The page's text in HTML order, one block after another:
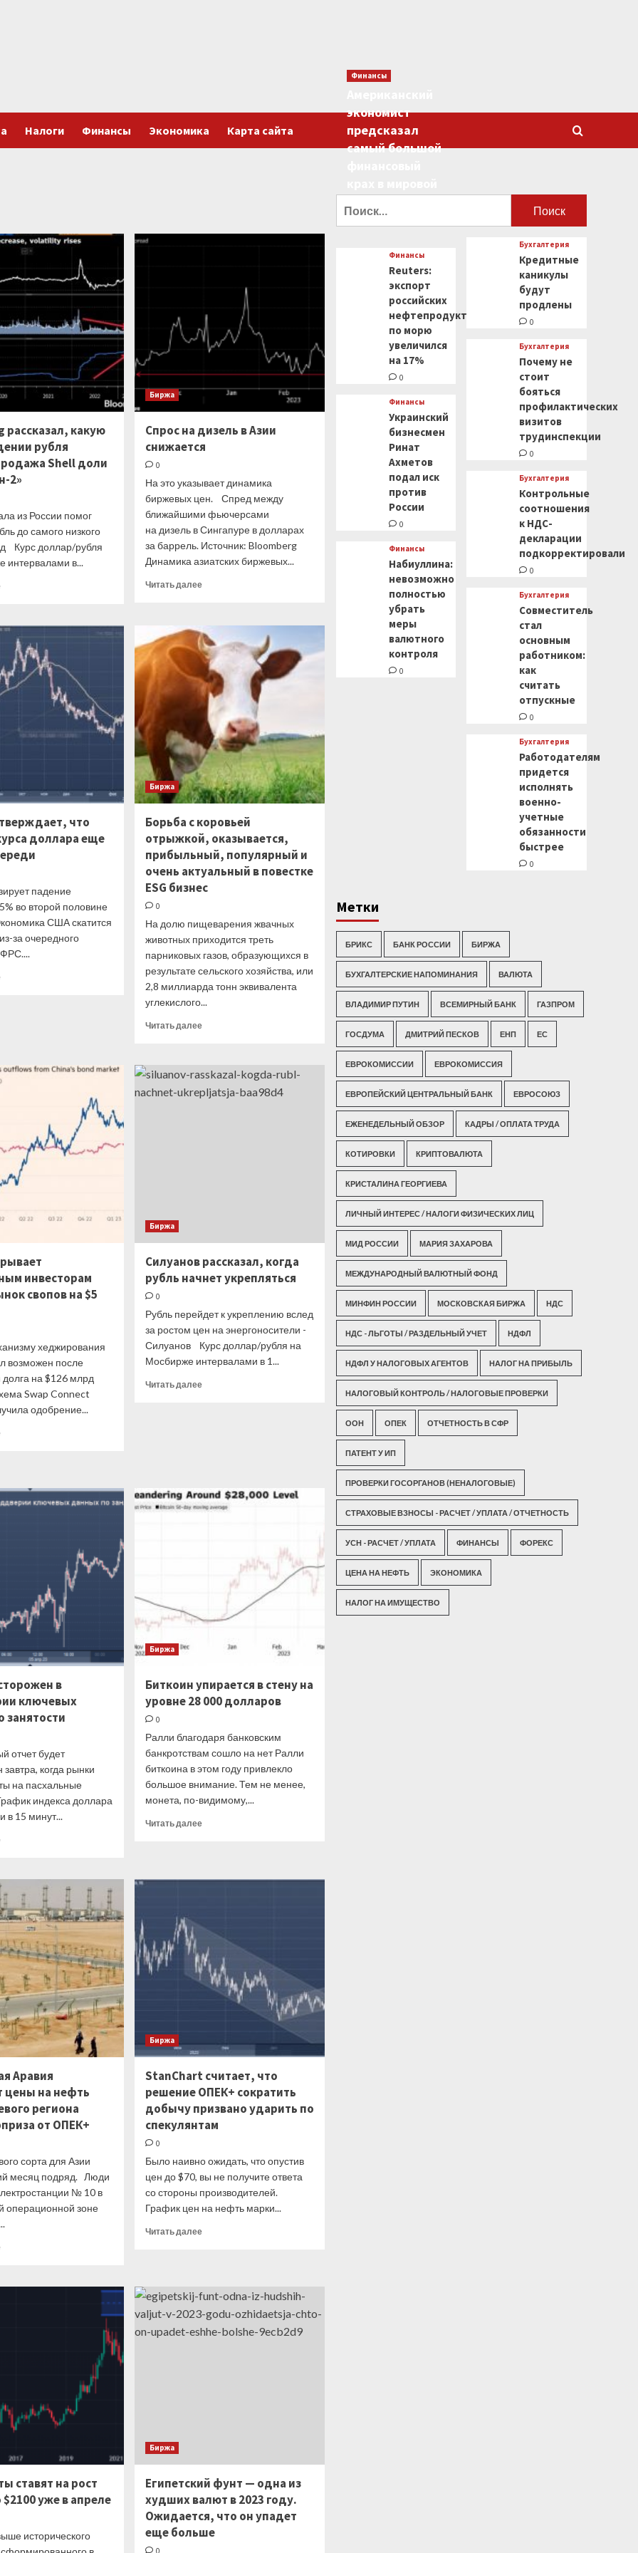
Налоги Финансы Экономика Карта сайта
рассказал, какую
рубля
Shell доли
2»
из России помог
до самого низкого
Курс доллар/рубля
интервалами в...
Прочитать
Bloomberg
рассказал,
какую
роль
в
падении
продажа
Биржа
Спрос на дизель в Азии
снижается
0
На это указывает динамика
биржевых цен. Спред между
ближайшими фьючерсами
на дизель в Сингапуре в долларах
за баррель. Источник: Bloomberg
Динамика азиатских биржевых...
Читать далееПрочитать
Спрос
на
дизель
в
Азии
снижается
что
доллара еще
падение
во второй половине
США скатится
за очередного
Прочитать
курса
доллара
Биржа
Борьба с коровьей
отрыжкой, оказывается,
прибыльный, популярный и
очень актуальный в повестке
ESG бизнес
0
На долю пищеварения жвачных
животных приходится треть
парниковых газов, образующихся в
результате сельского хозяйства, или
2,8 миллиарда тонн эквивалента
углекислого...
Читать далееПрочитать
с
коровьей
инвесторам
свопов на $5
хеджирования
возможен после
на $126 млрд
Swap Connect
одобрение...
Прочитать
иностранным
Биржа
Силуанов рассказал, когда
рубль начнет укрепляться
0
Рубль перейдет к укреплению вслед
за ростом цен на энергоносители -
Силуанов Курс доллар/рубля на
Мосбирже интервалами в 1...
Читать далееПрочитать
укрепляться
в
ключевых
занятости
отчет будет
завтра, когда рынки
на пасхальные
индекса доллара
в 15 минут...
Прочитать
Доллар
осторожен
в
преддверии
ключевых
данных
по
занятости
Биржа
Биткоин упирается в стену на
уровне 28 000 долларов
0
Ралли благодаря банковским
банкротствам сошло на нет Ралли
биткоина в этом году привлекло
большое внимание. Тем не менее,
монета, по-видимому,...
Читать далееПрочитать
уровне
000
долларов
Аравия
цены на нефть
региона
от ОПЕК+
сорта для Азии
месяц подряд. Люди
№ 10 в
операционной зоне
Прочитать
Саудовская
после
сюрприза
Биржа
StanChart считает, что
решение ОПЕК+ сократить
добычу призвано ударить по
спекулянтам
0
Было наивно ожидать, что опустив
цен до $70, вы не получите ответа
со стороны производителей.
График цен на нефть марки...
Читать далееПрочитать
что
решение
сократить
ставят на рост
уже в апреле
исторического
Биржа
Египетский фунт — одна из
худших валют в 2023 году.
Ожидается, что он упадет
еще больше
0
Финансы
экономист
предсказал
самый большой
Финансы
Reuters:
экспорт
российских
нефтепродуктов
по морю
увеличился
на 17%
0
Финансы
Украинский
бизнесмен
Ринат
Ахметов
подал иск
против
России
0
Финансы
Набиуллина:
невозможно
полностью
убрать
меры
валютного
контроля
0
Бухгалтерия
Кредитные
каникулы
будут
продлены
0
Бухгалтерия
Почему не
стоит
бояться
профилактических
визитов
трудинспекции
0
Бухгалтерия
Контрольные
соотношения
к НДС-
декларации
подкорректировали
0
Бухгалтерия
Совместитель
стал
основным
работником:
как
считать
отпускные
0
Бухгалтерия
Работодателям
придется
исполнять
военно-
учетные
обязанности
быстрее
0
Метки
БРИКС БАНК РОССИИ БИРЖА
БУХГАЛТЕРСКИЕ НАПОМИНАНИЯ ВАЛЮТА
ВЛАДИМИР ПУТИН ВСЕМИРНЫЙ БАНК ГАЗПРОМ
ГОСДУМА ДМИТРИЙ ПЕСКОВ ЕНП ЕС
ЕВРОКОМИССИИ ЕВРОКОМИССИЯ
ЕВРОПЕЙСКИЙ ЦЕНТРАЛЬНЫЙ БАНК ЕВРОСОЮЗ
ЕЖЕНЕДЕЛЬНЫЙ ОБЗОР КАДРЫ / ОПЛАТА ТРУДА
КОТИРОВКИ КРИПТОВАЛЮТА
КРИСТАЛИНА ГЕОРГИЕВА
ЛИЧНЫЙ ИНТЕРЕС / НАЛОГИ ФИЗИЧЕСКИХ ЛИЦ
МИД РОССИИ МАРИЯ ЗАХАРОВА
МЕЖДУНАРОДНЫЙ ВАЛЮТНЫЙ ФОНД
МИНФИН РОССИИ МОСКОВСКАЯ БИРЖА НДС
НДС - ЛЬГОТЫ / РАЗДЕЛЬНЫЙ УЧЕТ НДФЛ
НДФЛ У НАЛОГОВЫХ АГЕНТОВ НАЛОГ НА ПРИБЫЛЬ
НАЛОГОВЫЙ КОНТРОЛЬ / НАЛОГОВЫЕ ПРОВЕРКИ
ООН ОПЕК ОТЧЕТНОСТЬ В СФР
ПАТЕНТ У ИП
ПРОВЕРКИ ГОСОРГАНОВ (НЕНАЛОГОВЫЕ)
СТРАХОВЫЕ ВЗНОСЫ - РАСЧЕТ / УПЛАТА / ОТЧЕТНОСТЬ
УСН - РАСЧЕТ / УПЛАТА ФИНАНСЫ ФОРЕКС
ЦЕНА НА НЕФТЬ ЭКОНОМИКА
НАЛОГ НА ИМУЩЕСТВО